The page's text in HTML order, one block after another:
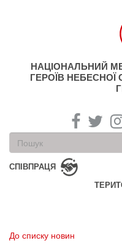
НАЦІОНАЛЬНИЙ
ГЕРОЇВ НЕБЕСНОЇ
Пошукова
форма
Пошук
СПІВПРАЦЯ
До списку новин